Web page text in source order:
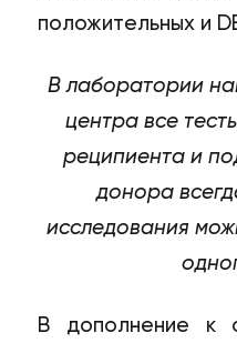
положительных и
В лаборатории
центра все
реципиента и
донора
исследования
В дополнение к